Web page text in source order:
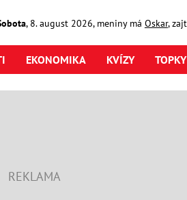
, 8. august2026, meniny má Oskar,
EKONOMIKA KVÍZY